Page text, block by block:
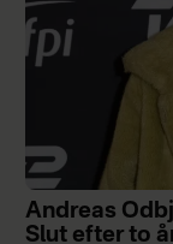
Andreas
Slut efter to